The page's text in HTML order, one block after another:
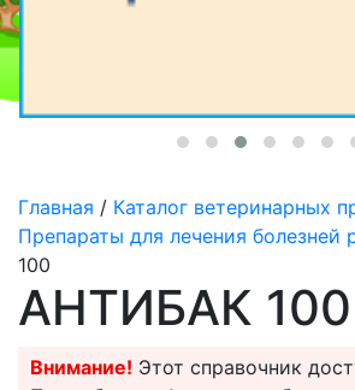
Главная / Каталог ветеринарных
Препараты для лечения болезней
100
АНТИБАК 100
Внимание! Этот справочник